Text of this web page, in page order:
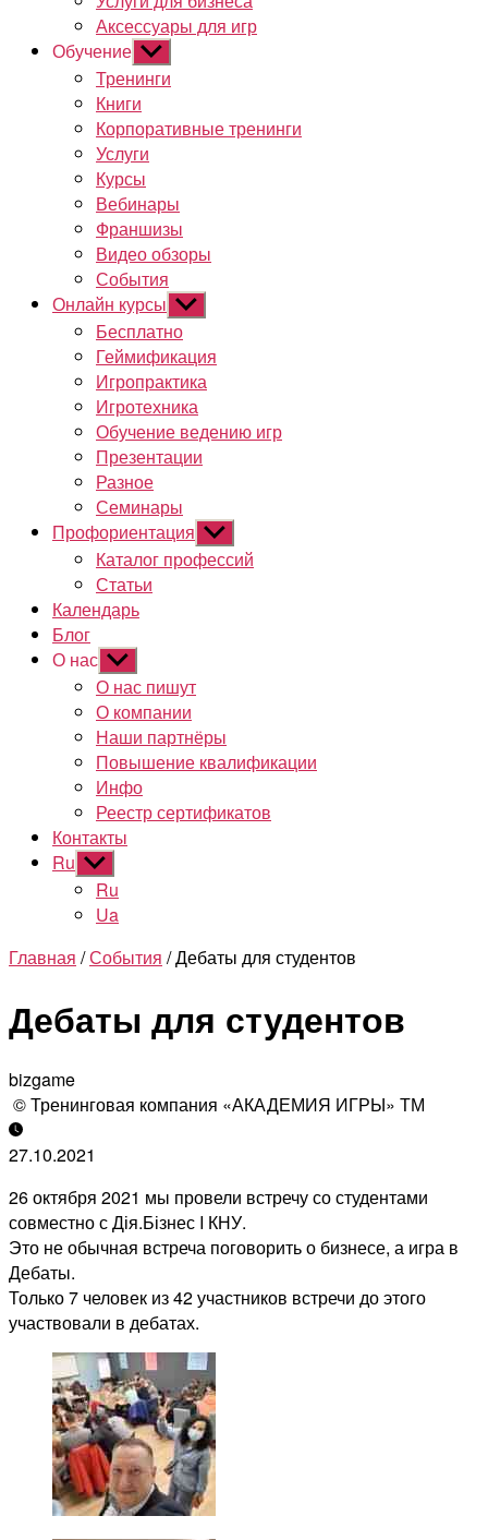
Аксессуары для игр
Обучение Показывать
подменю
Тренинги
Книги
Корпоративные тренинги
Услуги
Курсы
Вебинары
Франшизы
Видео обзоры
События
Онлайн курсы Показывать
подменю
Бесплатно
Геймификация
Игропрактика
Игротехника
Обучение ведению игр
Презентации
Разное
Семинары
Профориентация Показывать
подменю
Каталог профессий
Статьи
Календарь
Блог
О нас Показывать
подменю
О нас пишут
О компании
Наши партнёры
Повышение квалификации
Инфо
Реестр сертификатов
Контакты
Ru Показывать
подменю
Ru
Ua
Главная /События / Дебаты для студентов
Дебаты для студентов
bizgame
© Тренинговая компания «АКАДЕМИЯ ИГРЫ» ТМ
27.10.2021
26 октября 2021 мы провели встречу со студентами
совместно с Дія.Бізнес I КНУ.
Это не обычная встреча поговорить о бизнесе, а игра в
Дебаты.
Только 7 человек из 42 участников встречи до этого
участвовали в дебатах.